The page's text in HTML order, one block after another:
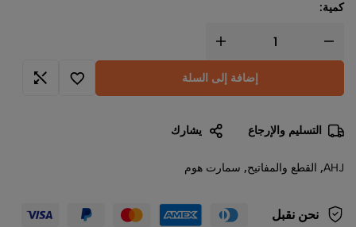
كمية:
إضافة إلى السلة
التسليم والإرجاع يشارك
AHJ
, القطع والمفاتيح, سمارت هوم
نحن نقبل